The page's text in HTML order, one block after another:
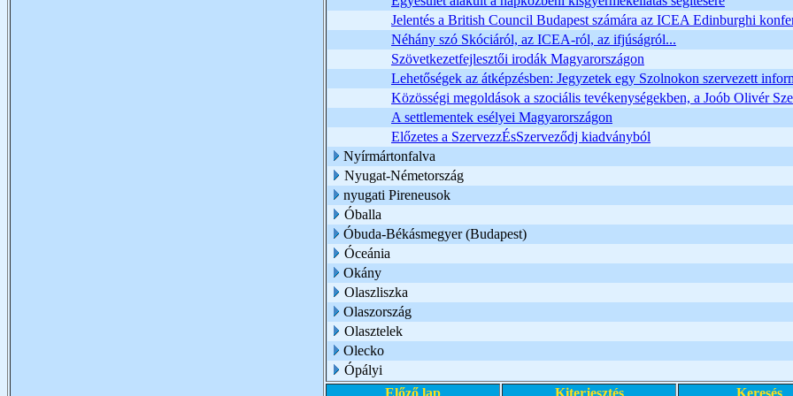
Jelentés a British Council Budapest számára az ICEA Edinburghi
Néhány szó Skóciáról, az ICEA-ról, az ifjúságról...
Szövetkezetfejlesztői irodák Magyarországon
Lehetőségek az átképzésben: Jegyzetek egy Szolnokon szervezett
Közösségi megoldások a szociális tevékenységekben, a Joób Olivér
A settlementek esélyei Magyarországon
Előzetes a SzervezzÉsSzerveződj kiadványból
Nyírmártonfalva
Nyugat-Németország
nyugati Pireneusok
Óballa
Óbuda-Békásmegyer (Budapest)
Óceánia
Okány
Olaszliszka
Olaszország
Olasztelek
Olecko
Ópályi
Előző lap
Kiterjesztés Keresés